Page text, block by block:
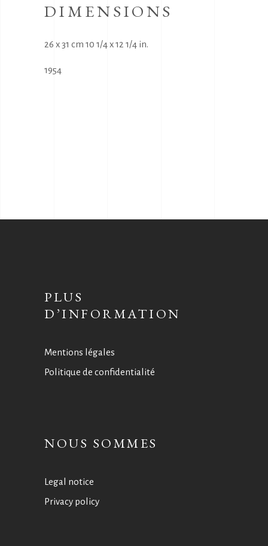
DIMENSIONS
26 x 31 cm 10 1/4 x 12 1/4 in.
1954
PLUS
D’INFORMATION
Mentions légales
Politique de confidentialité
NOUS SOMMES
Legal notice
Privacy policy